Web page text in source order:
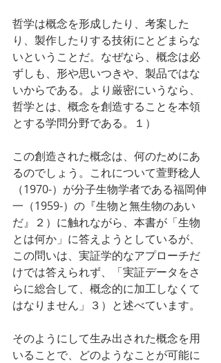
哲学は概念を形成したり、考案した
り、製作したりする技術にとどまらな
いということだ。なぜなら、概念は必
ずしも、形や思いつきや、製品ではな
いからである。より厳密にいうなら、
哲学とは、概念を創造することを本領
とする学問分野である。１）
この創造された概念は、何のためにあ
るのでしょう。これについて萱野稔人
（1970-）が分子生物学者である福岡伸
一（1959-）の『生物と無生物のあい
だ』２）に触れながら、本書が「生物
とは何か」に答えようとしているが、
この問いは、実証学的なアプローチだ
けでは答えられず、「実証データをさ
らに総合して、概念的に加工しなくて
はなりません」３）と述べています。
そのようにして生み出された概念を用
いることで、どのようなことが可能に